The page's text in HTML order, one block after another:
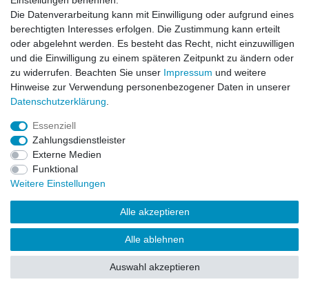
Impressum Daten­schutz­erklärung AGB
Barrierefreiheitserklärung Widerrufs­recht
Vertrag widerrufen
© Copyright 2026 | Alle Rechte vorbehalten.
Die Datenverarbeitung kann mit Einwilligung oder aufgrund eines
berechtigten Interesses erfolgen. Die Zustimmung kann erteilt
oder abgelehnt werden. Es besteht das Recht, nicht einzuwilligen
und die Einwilligung zu einem späteren Zeitpunkt zu ändern oder
zu widerrufen. Beachten Sie unser Impressum und weitere
Hinweise zur Verwendung personenbezogener Daten in unserer
Daten­schutz­erklärung
Essenziell
Zahlungsdienstleister
Externe Medien
Funktional
Weitere Einstellungen
Alle akzeptieren
Alle ablehnen
Auswahl akzeptieren